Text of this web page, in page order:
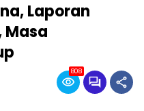
Laporan
Masa
808